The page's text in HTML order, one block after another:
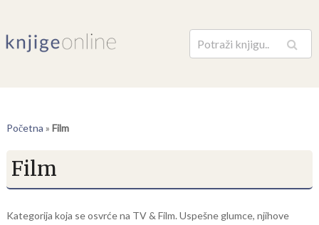
Pretraga
Početna » Film
Film
Kategorija koja se osvrće na TV & Film. Uspešne glumce, njihove